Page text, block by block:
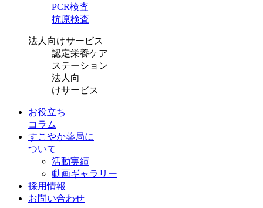
PCR検査
抗原検査
法人向けサービス
認定栄養ケア
ステーション
法人向
けサービス
お役立ち
コラム
すこやか薬局に
ついて
活動実績
動画ギャラリー
採用情報
お問い合わせ